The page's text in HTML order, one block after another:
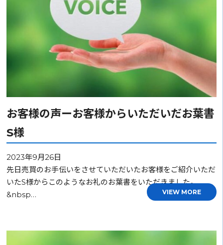
お客様の声ーお客様からいただいだお葉書
S様
2023年9月26日
先日売買のお手伝いをさせていただいたお客様をご紹介いただ
いたS様からこのようなお礼のお葉書をいただきました。
&nbsp…
VIEW MORE